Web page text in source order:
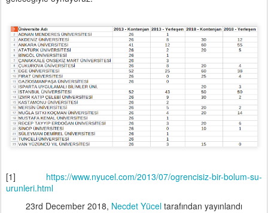
[1] https://www.nyucel.com/2013/07/ogrencisiz-bir-bolum-su-
urunleri.html
23rd December 2018, Necdet Yücel tarafından yayınlandı